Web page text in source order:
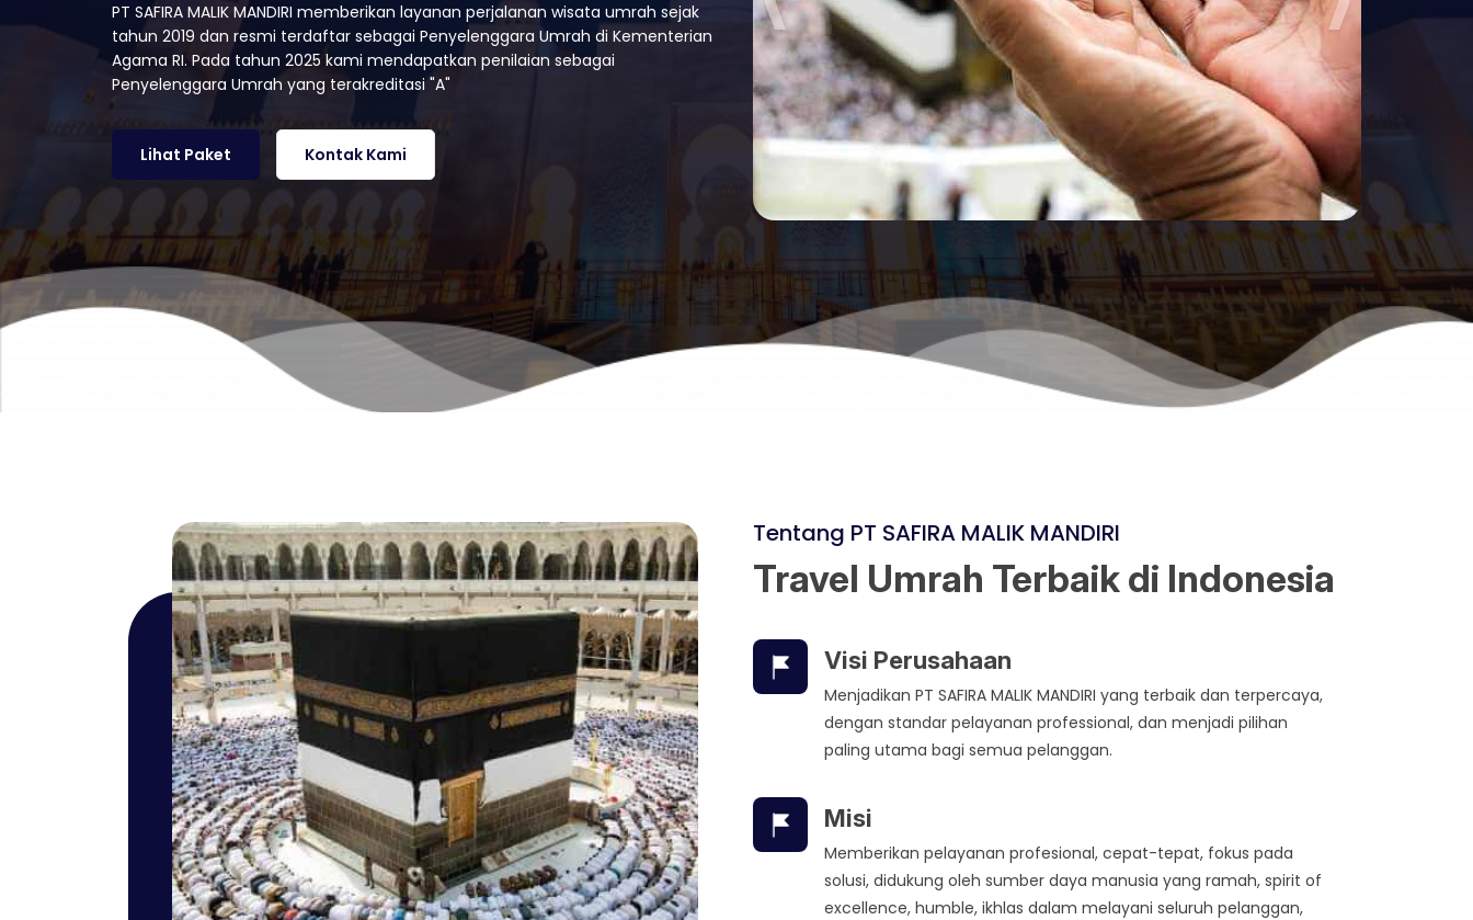
PT SAFIRA MALIK MANDIRI memberikan layanan perjalanan wisata umrah sejak
tahun 2019 dan resmi terdaftar sebagai Penyelenggara Umrah di Kementerian
Agama RI. Pada tahun 2025 kami mendapatkan penilaian sebagai
Penyelenggara Umrah yang terakreditasi "A"
Lihat Paket Kontak Kami
Tentang PT SAFIRA MALIK MANDIRI
Travel Umrah Terbaik di Indonesia
Visi Perusahaan
Menjadikan PT SAFIRA MALIK MANDIRI yang terbaik dan terpercaya,
dengan standar pelayanan professional, dan menjadi pilihan
paling utama bagi semua pelanggan.
Misi
Memberikan pelayanan profesional, cepat-tepat, fokus pada
solusi, didukung oleh sumber daya manusia yang ramah, spirit of
excellence, humble, ikhlas dalam melayani seluruh pelanggan,